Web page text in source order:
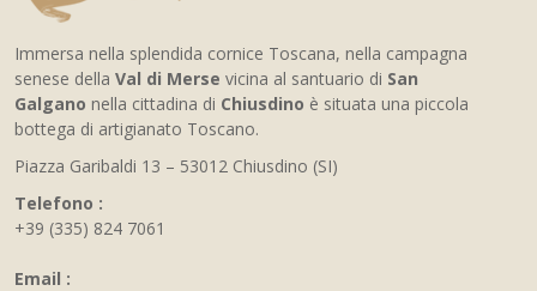
Immersa nella splendida cornice Toscana, nella campagna
senese della Val di Merse vicina al santuario di San
Galgano nella cittadina di Chiusdino è situata una piccola
bottega di artigianato Toscano.
Piazza Garibaldi 13 – 53012 Chiusdino (SI)
Telefono :
+39 (335) 824 7061
Email :